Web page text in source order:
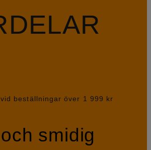
beställningar över 1 999 kr
smidig